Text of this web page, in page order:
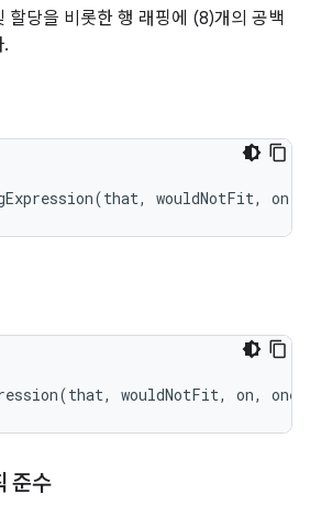
당을 비롯한 행 래핑에 (8)개의 공백
(that, wouldNotFit, on
(that, wouldNotFit, on, one
준수